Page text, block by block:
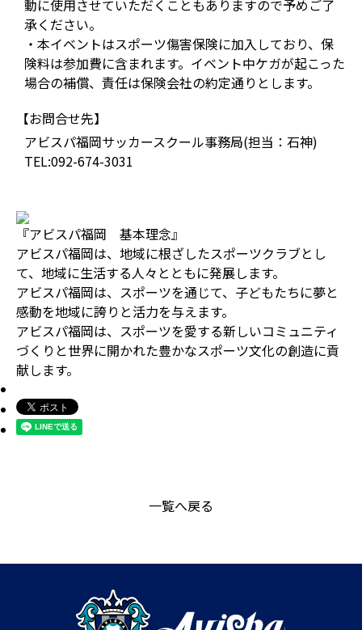
動に使用させていただくこともありますので予めご了
承ください。
・本イベントはスポーツ傷害保険に加入しており、保
険料は参加費に含まれます。イベント中ケガが起こった
場合の補償、責任は保険会社の約定通りとします。
【お問合せ先】
アビスパ福岡サッカースクール事務局(担当：石神)
TEL:092-674-3031
『アビスパ福岡 基本理念』
アビスパ福岡は、地域に根ざしたスポーツクラブとし
て、地域に生活する人々とともに発展します。
アビスパ福岡は、スポーツを通じて、子どもたちに夢と
感動を地域に誇りと活力を与えます。
アビスパ福岡は、スポーツを愛する新しいコミュニティ
づくりと世界に開かれた豊かなスポーツ文化の創造に貢
献します。
一覧へ戻る